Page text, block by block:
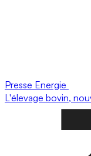
Presse Energie
L'élevage bovin,